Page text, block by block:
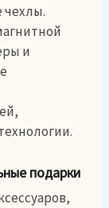
чехлы.
и
подарки